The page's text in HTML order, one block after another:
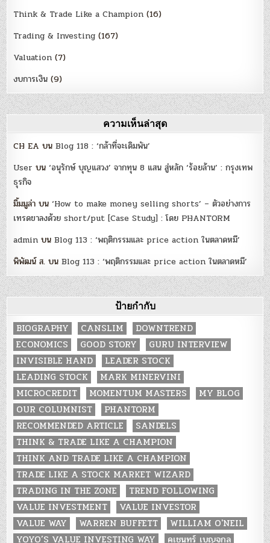
Think & Trade Like a Champion (16)
Trading & Investing (167)
Valuation (7)
งบการเงิน (9)
ความเห็นล่าสุด
CH EA บนBlog 118 : ‘กล้าที่จะเดิมพัน’
User บน‘อนุรักษ์ บุญแสวง’ จากทุน 8 แสน สู่หลัก ‘ร้อยล้าน’ : กรุงเทพ
ธุรกิจ
มิ้มมูล่า บน‘How to make money selling shorts’ – ตัวอย่างการ
เทรดขาลงด้วย short/put [Case Study] : โดย PHANTORM
admin บนBlog 113 : ‘พฤติกรรมและ price action ในตลาดหมี’
พิพัฒน์ ส. บนBlog 113 : ‘พฤติกรรมและ price action ในตลาดหมี’
ป้ายกำกับ
BIOGRAPHY CANSLIM
DOWNTREND
ECONOMICS
GOOD STORY
GURU INTERVIEW
INVISIBLE HAND
LEADER STOCK
LEADING STOCK
MARK MINERVINI
MICROCREDIT
MOMENTUM MASTERS
MY BLOG
OUR COLUMNIST
PHANTORM
RECOMMENDED ARTICLE
SANDELS
THINK & TRADE LIKE A CHAMPION
THINK AND TRADE LIKE A CHAMPION
TRADE LIKE A STOCK MARKET WIZARD
TRADING IN THE ZONE
TREND FOLLOWING
VALUE INVESTMENT
VALUE INVESTOR
VALUE WAY
WARREN BUFFETT
WILLIAM O'NEIL
YOYO’S VALUE INVESTING WAY
คเชนทร์ เบญจกุล